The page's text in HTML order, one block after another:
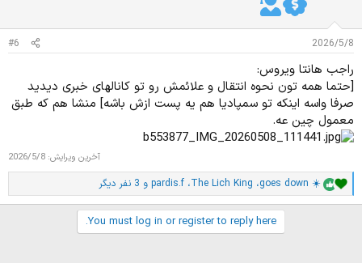
:
2026/5/8
#6
راجب هانتا ویروس:
[حتما همه تون نحوه انتقال و علائمش رو تو کانالهای خبری دیدید
صرفا واسه اینکه تو سمپادیا هم یه پست ازش باشه] منشا هم که طبق
معمول چین عه.
آخرین ویرایش: 2026/5/8
ا
م
goes down ☀️، The Lich King، pardis.f و 3 نفر دیگر
You must log in or register to reply here.